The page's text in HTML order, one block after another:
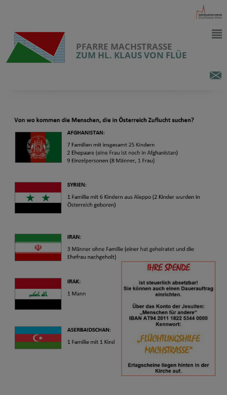
PFARRE MACHSTRASSE
ZUM HL. KLAUS VON FLÜE